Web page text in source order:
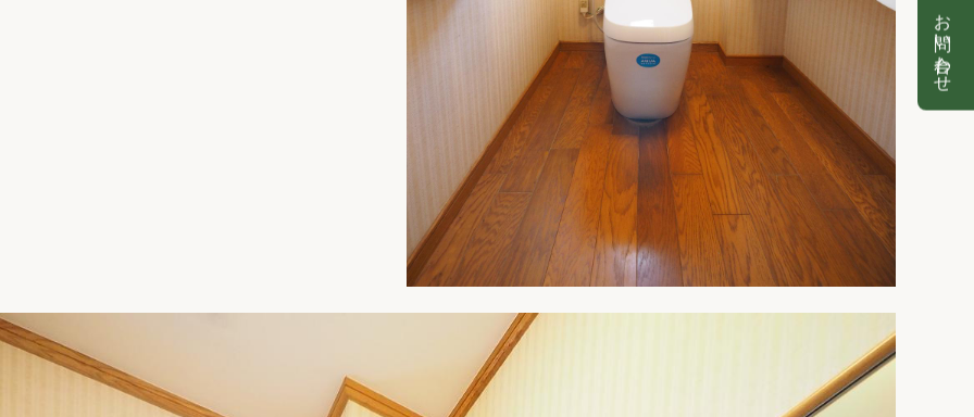
お問い合わせ